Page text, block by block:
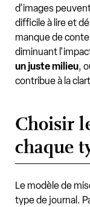
d'images
difficile à lire et
manque de
diminuant
un juste milieu,
contribue à la
Choisir
chaque
Le modèle de
type de journal.